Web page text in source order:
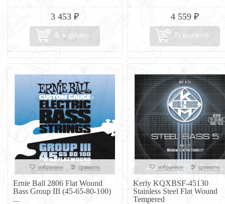
3 453 ₽
В корзину
4 559 ₽
В корзину
избранное сравнить
Ernie Ball 2806 Flat Wound
Bass Group III (45-65-80-100)
...
избранное сравнить
Kerly KQXBSF-45130
Stainless Steel Flat Wound
Tempered